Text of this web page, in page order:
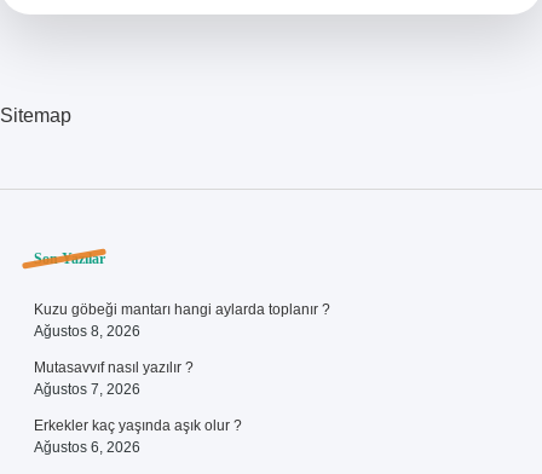
Sitemap
Sidebar
Son Yazılar
Kuzu göbeği mantarı hangi aylarda toplanır ?
Ağustos 8, 2026
Mutasavvıf nasıl yazılır ?
Ağustos 7, 2026
Erkekler kaç yaşında aşık olur ?
Ağustos 6, 2026